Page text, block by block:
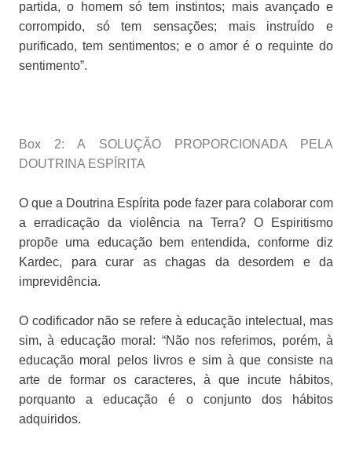
partida, o homem só tem instintos; mais avançado e
corrompido, só tem sensações; mais instruído e
purificado, tem sentimentos; e o amor é o requinte do
sentimento”.
Box 2: A SOLUÇÃO PROPORCIONADA PELA
DOUTRINA ESPÍRITA
O que a Doutrina Espírita pode fazer para colaborar com
a erradicação da violência na Terra? O Espiritismo
propõe uma educação bem entendida, conforme diz
Kardec, para curar as chagas da desordem e da
imprevidência.
O codificador não se refere à educação intelectual, mas
sim, à educação moral: “Não nos referimos, porém, à
educação moral pelos livros e sim à que consiste na
arte de formar os caracteres, à que incute hábitos,
porquanto a educação é o conjunto dos hábitos
adquiridos.